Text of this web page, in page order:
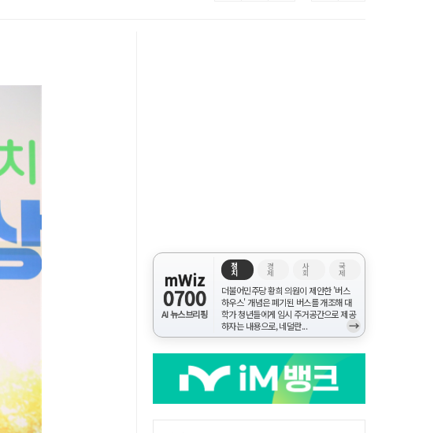
mWiz
0700
AI 뉴스브리핑
정
치
경
제
사
회
국
제
더불어민주당 황희 의원이 제안한 '버스
하우스' 개념은 폐기된 버스를 개조해 대
학가 청년들에게 임시 주거공간으로 제공
하자는 내용으로, 네덜란...
→